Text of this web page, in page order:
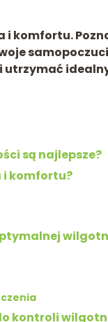
komfortu.
utrzymać
są najlepsze?
i komfortu?
kontroli